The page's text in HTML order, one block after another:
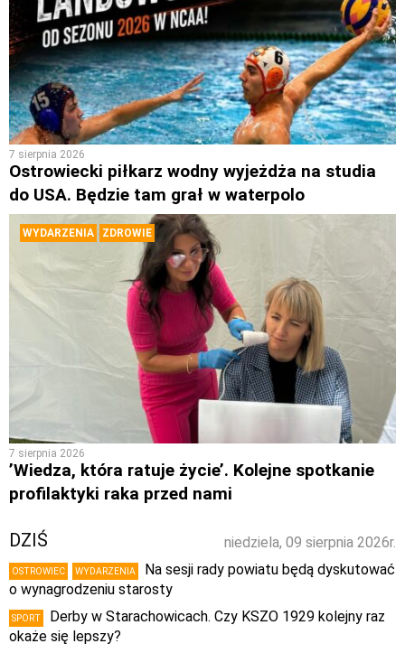
7 sierpnia 2026
Ostrowiecki piłkarz wodny wyjeżdża na studia
do USA. Będzie tam grał w waterpolo
WYDARZENIA ZDROWIE
7 sierpnia 2026
’Wiedza, która ratuje życie’. Kolejne spotkanie
profilaktyki raka przed nami
niedziela, 09 sierpnia 2026r.
DZIŚ
OSTROWIEC WYDARZENIA
Na sesji rady powiatu będą dyskutować
o wynagrodzeniu starosty
SPORT
Derby w Starachowicach. Czy KSZO 1929 kolejny raz
okaże się lepszy?